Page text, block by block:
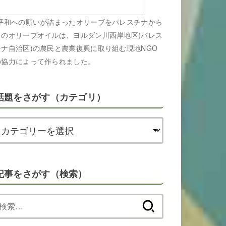
和への願いが詰まったオリーブをパレスチナから
オリーブオイルは、ヨルダン川西岸地区(パレス
自治区)の農民と農業復興に取り組む現地NGO
力によって作られました。
題をさがす（カテゴリ）
事をさがす（検索）
索: